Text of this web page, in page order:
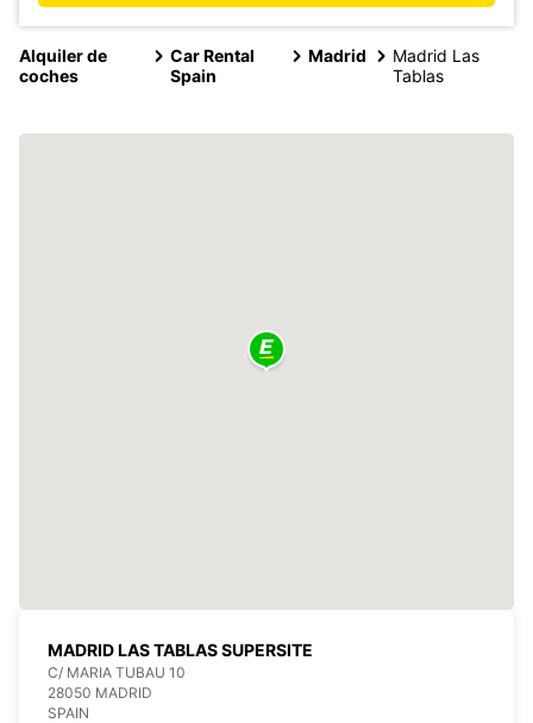
Alquiler de
coches
Car Rental
Spain
Madrid
Madrid Las
Tablas
MADRID LAS TABLAS SUPERSITE
C/ MARIA TUBAU 10
28050 MADRID
SPAIN